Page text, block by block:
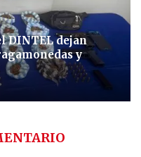
DINTEL dejan
y